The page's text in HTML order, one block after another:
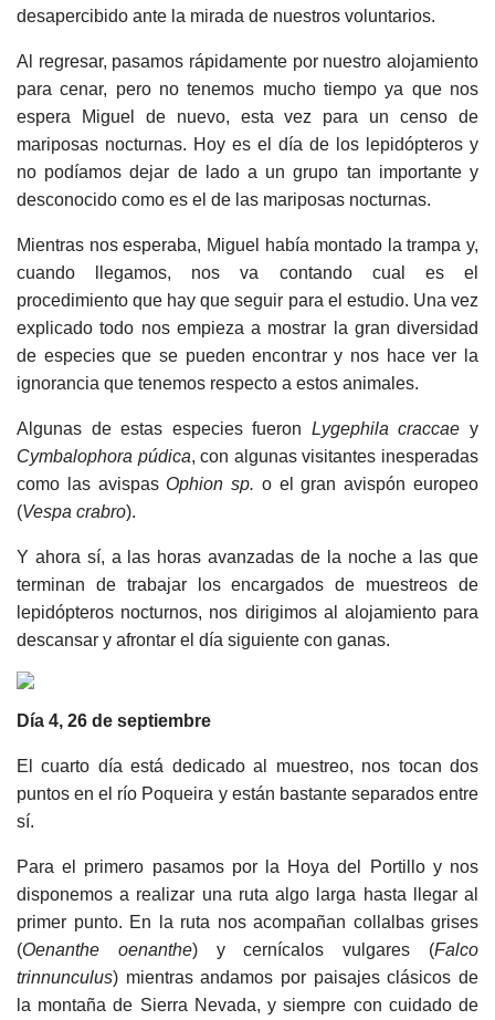
desapercibido ante la mirada de nuestros voluntarios.
Al regresar, pasamos rápidamente por nuestro alojamiento
para cenar, pero no tenemos mucho tiempo ya que nos
espera Miguel de nuevo, esta vez para un censo de
mariposas nocturnas. Hoy es el día de los lepidópteros y
no podíamos dejar de lado a un grupo tan importante y
desconocido como es el de las mariposas nocturnas.
Mientras nos esperaba, Miguel había montado la trampa y,
cuando llegamos, nos va contando cual es el
procedimiento que hay que seguir para el estudio. Una vez
explicado todo nos empieza a mostrar la gran diversidad
de especies que se pueden encontrar y nos hace ver la
ignorancia que tenemos respecto a estos animales.
Algunas de estas especies fueron Lygephila craccae y
Cymbalophora púdica, con algunas visitantes inesperadas
como las avispas Ophion sp. o el gran avispón europeo
(Vespa crabro).
Y ahora sí, a las horas avanzadas de la noche a las que
terminan de trabajar los encargados de muestreos de
lepidópteros nocturnos, nos dirigimos al alojamiento para
descansar y afrontar el día siguiente con ganas.
Día 4, 26 de septiembre
El cuarto día está dedicado al muestreo, nos tocan dos
puntos en el río Poqueira y están bastante separados entre
sí.
Para el primero pasamos por la Hoya del Portillo y nos
disponemos a realizar una ruta algo larga hasta llegar al
primer punto. En la ruta nos acompañan collalbas grises
(Oenanthe oenanthe) y cernícalos vulgares (Falco
trinnunculus) mientras andamos por paisajes clásicos de
la montaña de Sierra Nevada, y siempre con cuidado de